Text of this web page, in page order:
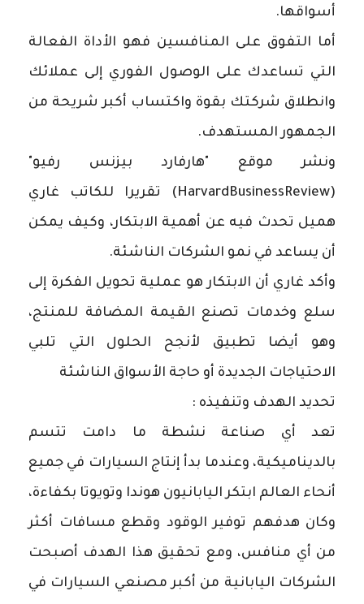
أسواقها.
أما التفوق على المنافسين فهو الأداة الفعالة
التي تساعدك على الوصول الفوري إلى عملائك
وانطلاق شركتك بقوة واكتساب أكبر شريحة من
الجمهور المستهدف.
ونشر موقع "هارفارد بيزنس رفيو"
(HarvardBusinessReview) تقريرا للكاتب غاري
هميل تحدث فيه عن أهمية الابتكار، وكيف يمكن
أن يساعد في نمو الشركات الناشئة.
وأكد غاري أن الابتكار هو عملية تحويل الفكرة إلى
سلع وخدمات تصنع القيمة المضافة للمنتج،
وهو أيضا تطبيق لأنجح الحلول التي تلبي
الاحتياجات الجديدة أو حاجة الأسواق الناشئة
تحديد الهدف وتنفيذه :
تعد أي صناعة نشطة ما دامت تتسم
بالديناميكية، وعندما بدأ إنتاج السيارات في جميع
أنحاء العالم ابتكر اليابانيون هوندا وتويوتا بكفاءة،
وكان هدفهم توفير الوقود وقطع مسافات أكثر
من أي منافس، ومع تحقيق هذا الهدف أصبحت
الشركات اليابانية من أكبر مصنعي السيارات في